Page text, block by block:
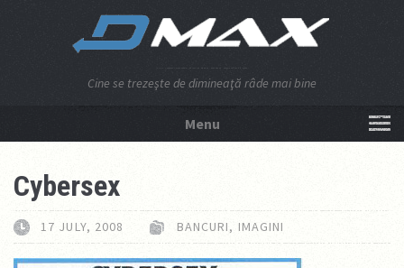
Cine se trezeşte de dimineaţă râde mai bine
Menu
Cybersex
17 JULY, 2008 BANCURI, IMAGINI